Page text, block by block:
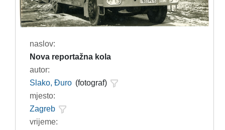
naslov:
Nova reportažna kola
autor:
Slako, Đuro (fotograf)
mjesto:
Zagreb
vrijeme: